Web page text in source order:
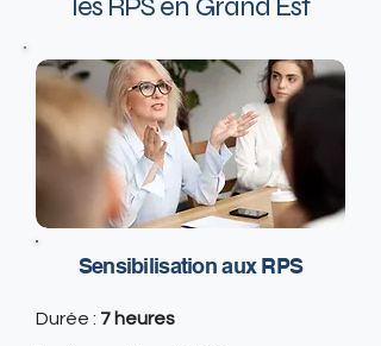
Sensibilisation aux RPS
Durée : 7 heures